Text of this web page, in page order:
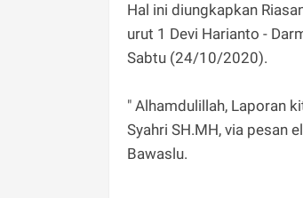
Hal ini diungkapkan
urut 1 Devi Harianto -
Sabtu (24/10/2020).
" Alhamdulillah, Laporan
Syahri SH.MH, via pesan
Bawaslu.